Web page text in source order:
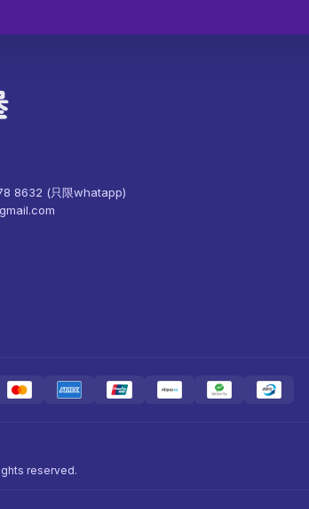
8632 (只限whatapp)
reserved.